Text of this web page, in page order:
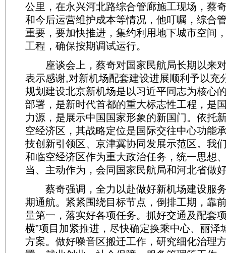
公里，在永兴河北路综合管廊施工现场，蔡
和今后运营维护成本等情况，他叮嘱，综合
重要，要加快推进，集约利用地下城市空间
工程，确保按期调试运行。
座谈会上，蔡奇对国家民航局长期以来
表示感谢,对新机场配套建设进展顺利予以充
规划建设北京新机场是以习近平同志为核心
部署，是新时代首都的重大标志性工程，是
力源，是展示中国国家形象的新国门。依托
空经济区，其战略定位是国际交往中心功能
技创新引领区、京津冀协同发展示范区。我
和临空经济区作为重大政治任务，统一思想
当、主动作为，会同国家民航局和河北省做
蔡奇强调，全力以赴做好新机场建设服
期通航。紧紧围绕目标节点，倒排工期，靠
量第一，落实好各项任务。抓好交通及配套
横”项目加紧推进，尽快确定换乘中心、丽泽
方案。做好噪音区搬迁工作，研究细化治理